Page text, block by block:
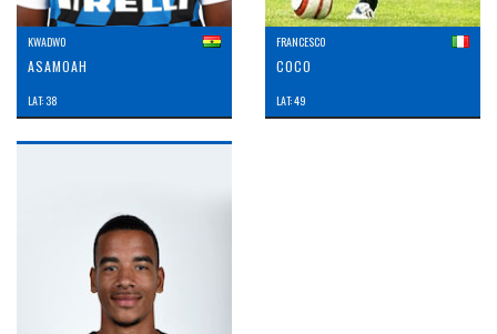
KWADWO
ASAMOAH
LAT: 38
FRANCESCO
COCO
LAT: 49